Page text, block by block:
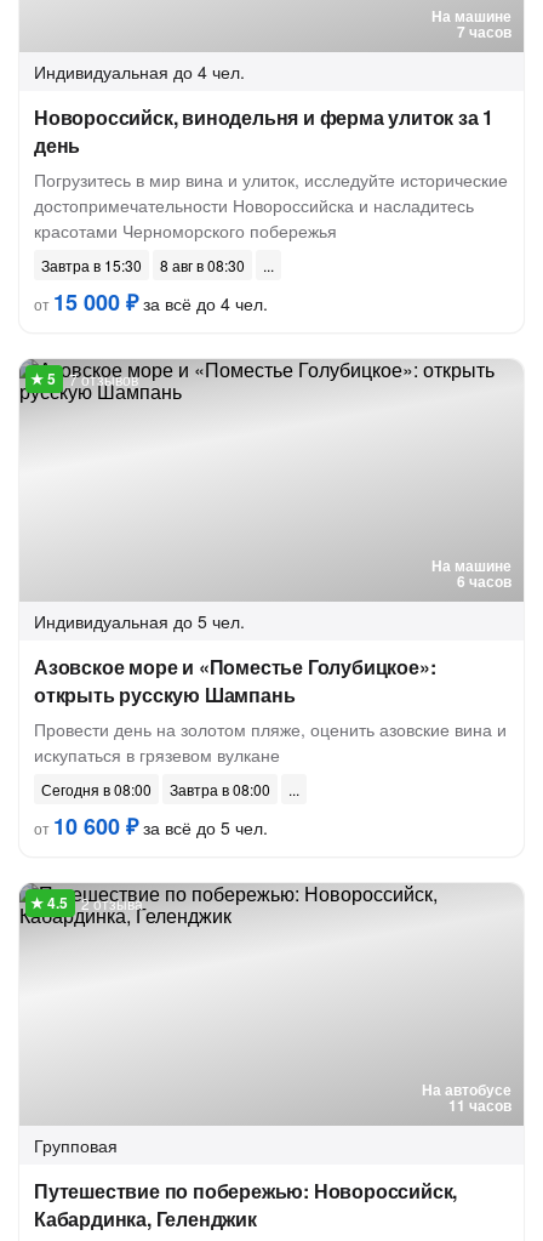
На машине
7 часов
Индивидуальная до 4 чел.
Новороссийск, винодельня и ферма улиток за 1
день
Погрузитесь в мир вина и улиток, исследуйте исторические
достопримечательности Новороссийска и насладитесь
красотами Черноморского побережья
Завтра в 15:30
8 авг в 08:30
от 15 000 ₽за всё до 4 чел.
На машине
6 часов
7 отзывов
Индивидуальная до 5 чел.
Азовское море и «Поместье Голубицкое»:
открыть русскую Шампань
Провести день на золотом пляже, оценить азовские вина и
искупаться в грязевом вулкане
Сегодня в 08:00
Завтра в 08:00
от 10 600 ₽за всё до 5 чел.
На автобусе
11 часов
2 отзыва
Групповая
Путешествие по побережью: Новороссийск,
Кабардинка, Геленджик